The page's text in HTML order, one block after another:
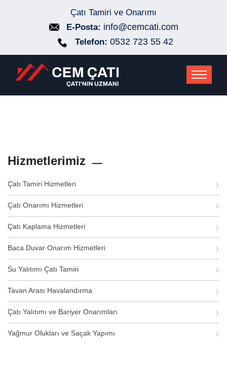
Çatı Tamiri ve Onarımı
E-Posta: info@cemcati.com
Telefon: 0532 723 55 42
Hizmetlerimiz
Çatı Tamiri Hizmetleri
Çatı Onarımı Hizmetleri
Çatı Kaplama Hizmetleri
Baca Duvar Onarım Hizmetleri
Su Yalıtımı Çatı Tamiri
Tavan Arası Havalandırma
Çatı Yalıtımı ve Bariyer Onarımları
Yağmur Olukları ve Saçak Yapımı